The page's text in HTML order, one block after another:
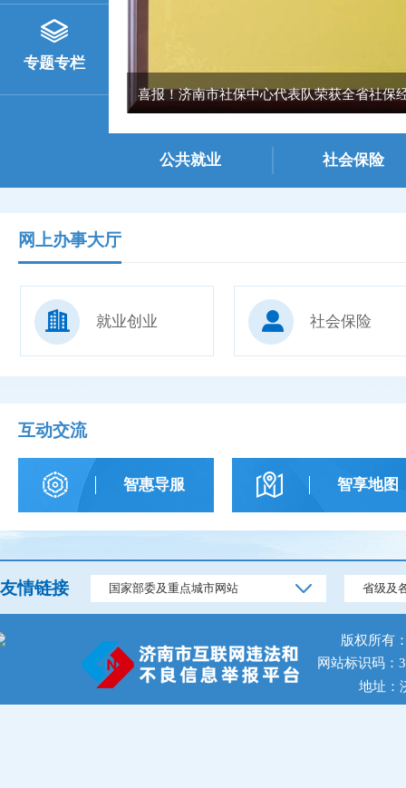
专题专栏
喜报！济南市社保中心代表队荣获全省社保
公共就业 社会保险
网上办事大厅
就业创业 社会保险
互动交流
智惠导服 智享地图
友情链接 国家部委及重点城市网站 省级及
版权所有
网站标识码：
地址：